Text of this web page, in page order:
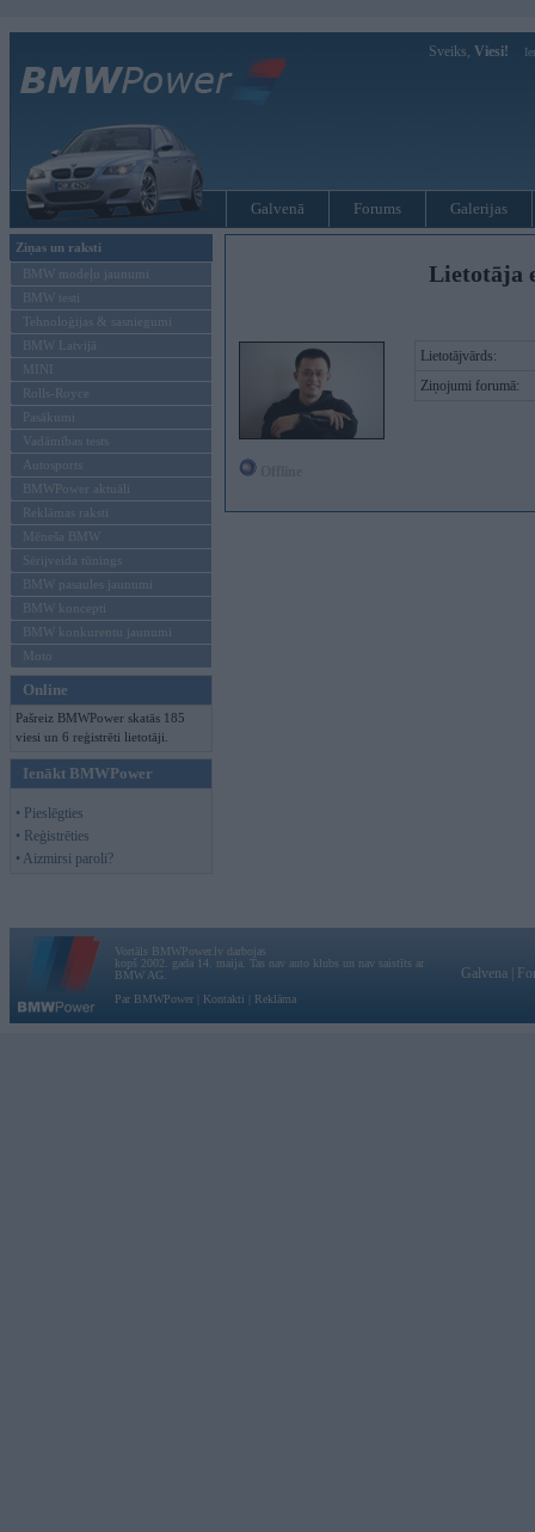
Sveiks, Viesi!
Galvenā Forums Galerijas
Ziņas un raksti
BMW modeļu jaunumi
BMW testi
Tehnoloģijas & sasniegumi
BMW Latvijā
MINI
Rolls-Royce
Pasākumi
Vadāmības tests
Autosports
BMWPower aktuāli
Reklāmas raksti
Mēneša BMW
Sērijveida tūnings
BMW pasaules jaunumi
BMW koncepti
BMW konkurentu jaunumi
Moto
Online
Pašreiz BMWPower skatās 185
viesi un 6 reģistrēti lietotāji.
Ienākt BMWPower
• Pieslēgties
• Reģistrēties
• Aizmirsi paroli?
Lietotāja
Lietotājvārds:
Ziņojumi forumā:
Vortāls BMWPower.lv darbojas
kopš 2002. gada 14. maija. Tas nav auto klubs un nav saistīts ar
BMW AG.
Par BMWPower
Kontakti Reklāma
Galvena